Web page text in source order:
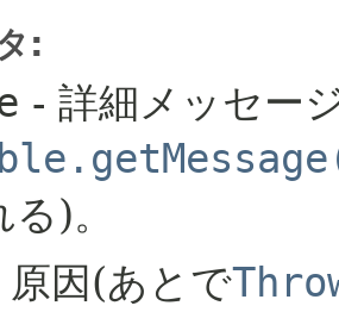
:
- 詳細メッセー
)。
原因(あとで